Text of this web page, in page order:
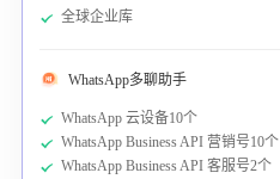
全球企业库
WhatsApp多聊助手
WhatsApp 云设备10个
WhatsApp Business API 营销号10个
WhatsApp Business API 客服号2个